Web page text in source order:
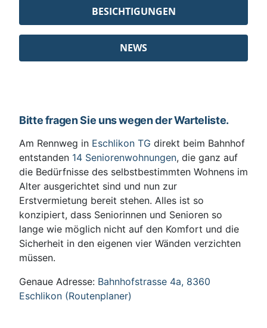
BESICHTIGUNGEN
NEWS
Bitte fragen Sie uns wegen der Warteliste.
Am Rennweg in Eschlikon TG direkt beim Bahnhof
entstanden 14 Seniorenwohnungen, die ganz auf
die Bedürfnisse des selbstbestimmten Wohnens im
Alter ausgerichtet sind und nun zur
Erstvermietung bereit stehen. Alles ist so
konzipiert, dass Seniorinnen und Senioren so
lange wie möglich nicht auf den Komfort und die
Sicherheit in den eigenen vier Wänden verzichten
müssen.
Genaue Adresse: Bahnhofstrasse 4a, 8360
Eschlikon (Routenplaner)